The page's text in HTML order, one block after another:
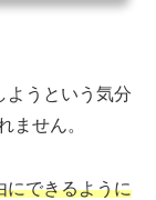
】6:00～10:00、15:00～2
ようという気分
ません。
にできるように